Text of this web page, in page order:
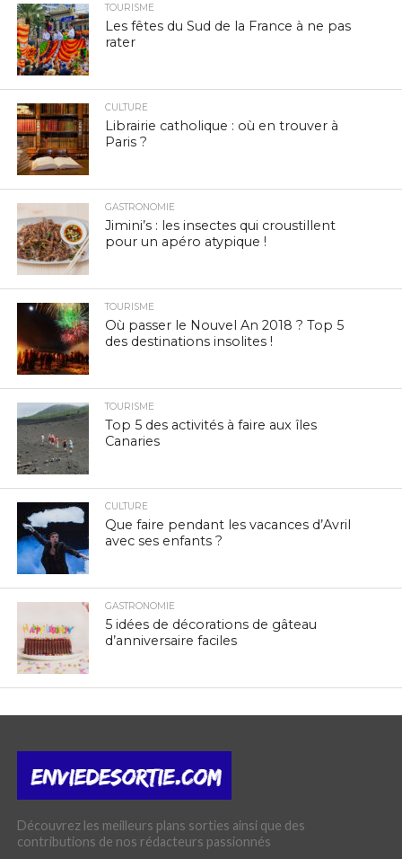
TOURISME
Les fêtes du Sud de la France à ne pas
rater
CULTURE
Librairie catholique : où en trouver à
Paris ?
GASTRONOMIE
Jimini’s : les insectes qui croustillent
pour un apéro atypique !
TOURISME
Où passer le Nouvel An 2018 ? Top 5
des destinations insolites !
TOURISME
Top 5 des activités à faire aux îles
Canaries
CULTURE
Que faire pendant les vacances d’Avril
avec ses enfants ?
GASTRONOMIE
5 idées de décorations de gâteau
d’anniversaire faciles
Découvrez les meilleurs plans sorties ainsi que des
contributions de nos rédacteurs passionnés